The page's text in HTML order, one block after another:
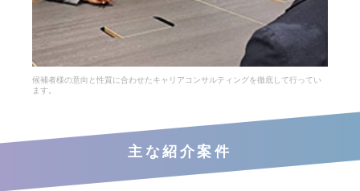
候補者様の意向と性質に合わせたキャリアコンサルティングを徹底して行ってい
ます。
主な紹介案件